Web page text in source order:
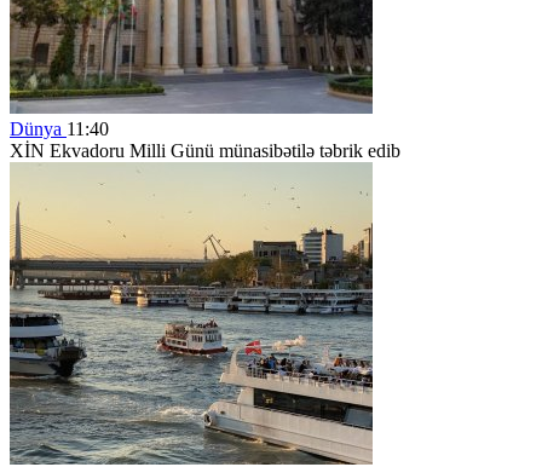
Dünya 11:40
XİN Ekvadoru Milli Günü münasibətilə təbrik edib